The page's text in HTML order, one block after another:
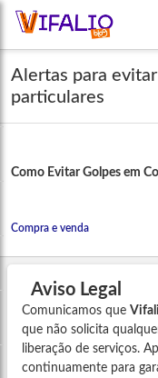
Alertas para
particulares
Como Evitar Golpes em
Compra e venda
Aviso Legal
Comunicamos que
que não solicita
liberação de serviços.
continuamente para